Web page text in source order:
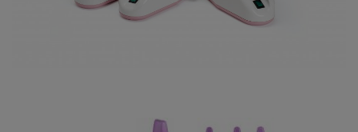
découvrir notre boutique et laissez-nous vous